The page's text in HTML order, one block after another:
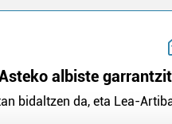
albiste
bidaltzen da, eta Lea-